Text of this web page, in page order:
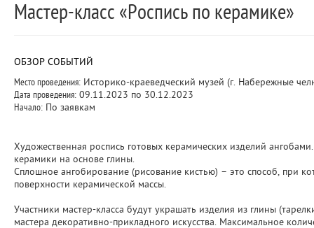
Мастер-класс «Роспись по керамике»
ОБЗОР СОБЫТИЙ
Место проведения: Историко-краеведческий музей (г. Набережные
Дата проведения: 09.11.2023 по 30.12.2023
Начало: По заявкам
Художественная роспись готовых керамических изделий
керамики на основе глины.
Сплошное ангобирование (рисование кистью) – это способ, при
поверхности керамической массы.
Участники мастер-класса будут украшать изделия из глины
мастера декоративно-прикладного искусства. Максимальное